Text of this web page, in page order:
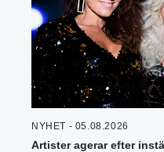
NYHET - 05.08.2026
Artister agerar efter